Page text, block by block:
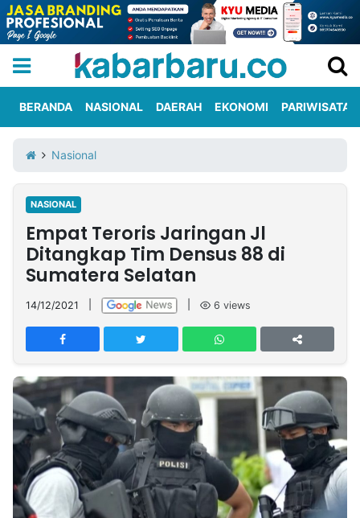
Iklan
Berita
Kami
Nasional
International
Olahraga
Entertainment
Daerah
Pariwisata
Kuliner
Kolom
Network
PT
TREETAN
INDONESIA
Partner
Insight
NTB
Suara
Time
Lens
IDN
Daily
Jogja
Jalan
Rakyat
Idealita
News
Kita
Notice
Dinamikapost.com
Radar
Baru
Seedbacklink
BERANDA NASIONAL DAERAH EKONOMI PARIWISATA
Nasional
NASIONAL
Empat Teroris Jaringan Jl
Ditangkap Tim Densus 88 di
Sumatera Selatan
14/12/2021 6 views